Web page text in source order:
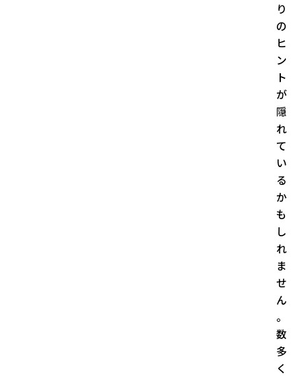
り
の
ヒ
ン
ト
が
隠
れ
て
い
る
か
も
し
れ
ま
せ
ん
。
数
多
く